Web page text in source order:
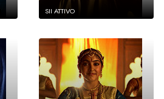
SII ATTIVO